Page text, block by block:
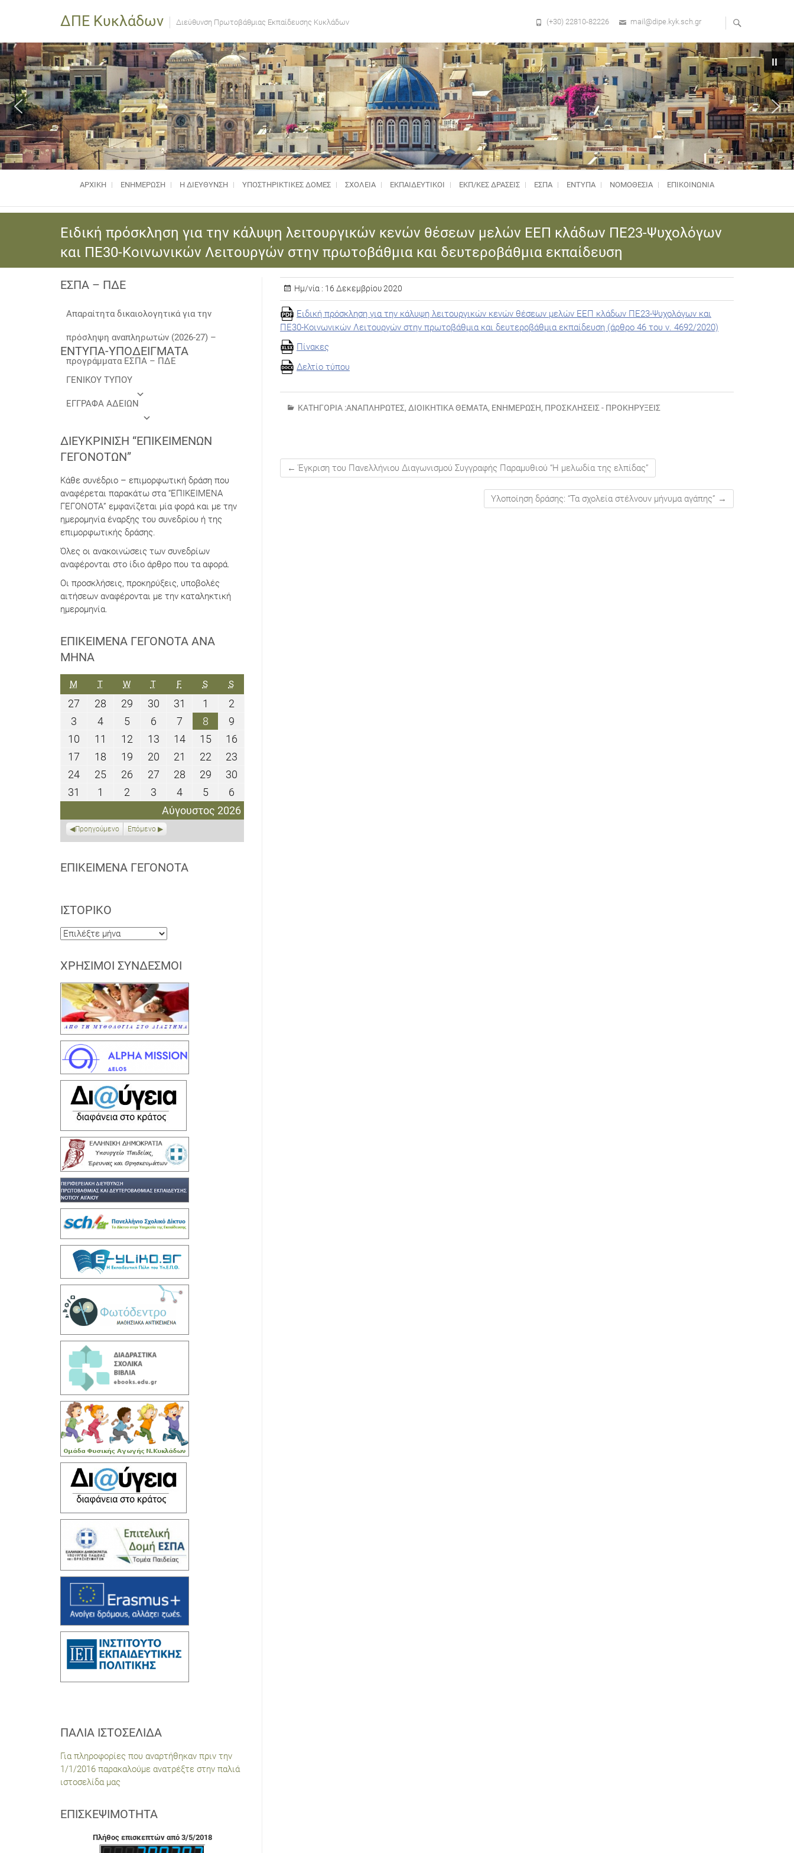
ΔΠΕ Κυκλάδων Διεύθυνση Πρωτοβάθμιας Εκπαίδευσης Κυκλάδων (+30) 22810-82226 mail@dipe.kyk.sch.gr
ΑΡΧΙΚΗ ΕΝΗΜΈΡΩΣΗ Η ΔΙΕΥΘΥΝΣΗ ΥΠΟΣΤΗΡΙΚΤΙΚΈΣ ΔΟΜΈΣ ΣΧΟΛΕΙΑ ΕΚΠΑΙΔΕΥΤΙΚΟΙ ΕΚΠ/ΚΕΣ ΔΡΑΣΕΙΣ ΕΣΠΑ ΕΝΤΥΠΑ ΝΟΜΟΘΕΣΊΑ ΕΠΙΚΟΙΝΩΝΙΑ
Ειδική πρόσκληση για την κάλυψη λειτουργικών κενών θέσεων μελών ΕΕΠ κλάδων ΠΕ23-Ψυχολόγων
και ΠΕ30-Κοινωνικών Λειτουργών στην πρωτοβάθμια και δευτεροβάθμια εκπαίδευση
Ημ/νία : 16 Δεκεμβρίου 2020
Ειδική πρόσκληση για την κάλυψη λειτουργικών κενών θέσεων μελών ΕΕΠ κλάδων ΠΕ23-Ψυχολόγων και
ΠΕ30-Κοινωνικών Λειτουργών στην πρωτοβάθμια και δευτεροβάθμια εκπαίδευση (άρθρο 46 του ν. 4692/2020)
Πίνακες
Δελτίο τύπου
ΚΑΤΗΓΟΡΊΑ :ΑΝΑΠΛΗΡΩΤΈΣ, ΔΙΟΙΚΗΤΙΚΆ ΘΈΜΑΤΑ, ΕΝΗΜΈΡΩΣΗ, ΠΡΟΣΚΛΉΣΕΙΣ - ΠΡΟΚΗΡΎΞΕΙΣ
← Έγκριση του Πανελλήνιου Διαγωνισμού Συγγραφής Παραμυθιού “Η μελωδία της ελπίδας”
Υλοποίηση δράσης: “Τα σχολεία στέλνουν μήνυμα αγάπης” →
ΕΣΠΑ – ΠΔΕ
Απαραίτητα δικαιολογητικά για την
πρόσληψη αναπληρωτών (2026-27) –
προγράμματα ΕΣΠΑ – ΠΔΕ
ΕΝΤΥΠΑ-ΥΠΟΔΕΙΓΜΑΤΑ
ΓΕΝΙΚΟΥ ΤΥΠΟΥ
ΕΓΓΡΑΦΑ ΑΔΕΙΩΝ
ΔΙΕΥΚΡΊΝΙΣΗ “ΕΠΙΚΕΊΜΕΝΩΝ
ΓΕΓΟΝΌΤΩΝ”
Κάθε συνέδριο – επιμορφωτική δράση που
αναφέρεται παρακάτω στα “ΕΠΙΚΕΙΜΕΝΑ
ΓΕΓΟΝΟΤΑ” εμφανίζεται μία φορά και με την
ημερομηνία έναρξης του συνεδρίου ή της
επιμορφωτικής δράσης.
Όλες οι ανακοινώσεις των συνεδρίων
αναφέρονται στο ίδιο άρθρο που τα αφορά.
Οι προσκλήσεις, προκηρύξεις, υποβολές
αιτήσεων αναφέρονται με την καταληκτική
ημερομηνία.
ΕΠΙΚΕΊΜΕΝΑ ΓΕΓΟΝΌΤΑ ΑΝΆ
ΜΉΝΑ
Αύγουστος 2026
M ΔΕΥΤΈΡΑ
TΤΡΊΤΗWΤΕΤΆΡΤΗ
TΠΈΜΠΤΗ
FΠΑΡΑΣΚΕΥΉ
SΣΆΒΒΑΤΟ
SΚΥΡΙΑΚΉ
27
Ιουλίου
2026
28
Ιουλίου
2026
29
Ιουλίου
2026
3030
Ιουλίου
2026
31
Ιουλίου
2026
1
Αυγούστου
2026
22
3
Αυγούστου
2026
44
Αυγούστου
2026
55
Αυγούστου
2026
66
Αυγούστου
2026
77
Αυγούστου
2026
88
Αυγούστου
2026
99
Αυγούστου
2026
10
Αυγούστου
2026
11
Αυγούστου
2026
12
Αυγούστου
2026
1313
Αυγούστου
2026
1414
Αυγούστου
2026
1515
Αυγούστου
2026
1616
Αυγούστου
2026
17
Αυγούστου
2026
18
Αυγούστου
2026
19
Αυγούστου
2026
2020
Αυγούστου
2026
21
Αυγούστου
2026
2222
Αυγούστου
2026
2323
2026
2424
Αυγούστου
2026
2525
Αυγούστου
2026
26
Αυγούστου
2026
2727
Αυγούστου
2026
2828
Αυγούστου
2026
2929
Αυγούστου
2026
3030
2026
31
Αυγούστου
1
Σεπτεμβρίου
2
Σεπτεμβρίου
33
Σεπτεμβρίου
2026
44
Σεπτεμβρίου
2026
55
Σεπτεμβρίου
2026
66
Σεπτεμβρίου
2026
Προηγούμενο Επόμενο
ΕΠΙΚΕΊΜΕΝΑ ΓΕΓΟΝΌΤΑ
ΙΣΤΟΡΙΚΌ
Ιστορικό
ΧΡΉΣΙΜΟΙ ΣΎΝΔΕΣΜΟΙ
ΠΑΛΙΆ ΙΣΤΟΣΕΛΊΔΑ
Για πληροφορίες που αναρτήθηκαν πριν την
1/1/2016 παρακαλούμε ανατρέξτε στην παλιά
ιστοσελίδα μας
ΕΠΙΣΚΕΨΙΜΌΤΗΤΑ
Πλήθος επισκεπτών από 3/5/2018